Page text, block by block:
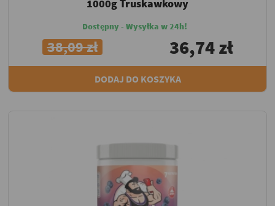
1000g Truskawkowy
Dostępny - Wysyłka w 24h!
38,09 zł 36,74 zł
DODAJ DO KOSZYKA